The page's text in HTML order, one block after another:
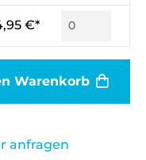
€*
Warenkorb
anfragen